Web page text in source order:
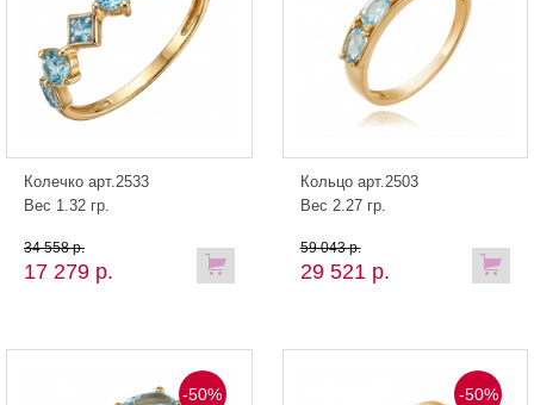
Колечко арт.2533
Вес 1.32 гр.
17 279 р.
34 558 р.
Кольцо арт.2503
Вес 2.27 гр.
29 521 р.
59 043 р.
-50% -50%